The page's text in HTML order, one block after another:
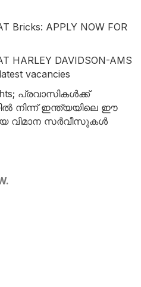
Bricks: APPLY NOW FOR
HARLEY DAVIDSON-AMS
vacancies
പ്രവാസികൾക്ക്
നിന്ന് ഇന്ത്യയിലെ ഈ
വിമാന സർവീസുകൾ